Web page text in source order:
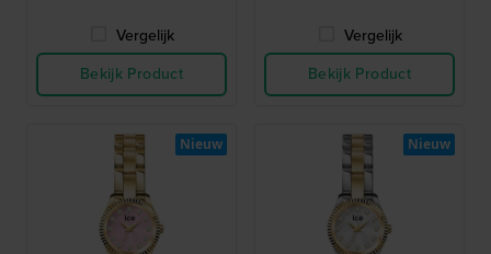
Vergelijk
Bekijk Product
Vergelijk
Bekijk Product
Nieuw Nieuw